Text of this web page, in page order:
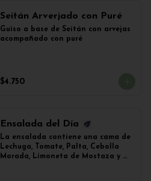
Seitán Arverjado con Puré
Guiso a base de Seitán con arvejas
acompañado con puré
$4.750
Ensalada del Día
La ensalada contiene una cama de
Lechuga, Tomate, Palta, Cebolla
Morada, Limoneta de Mostaza y